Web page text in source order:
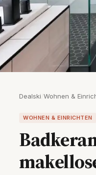
Dealski Wohnen &
WOHNEN & EINRICHTEN